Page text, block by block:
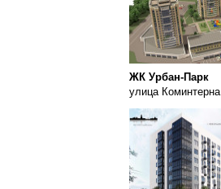
ЖК Урбан-Парк
улица Коминтерна